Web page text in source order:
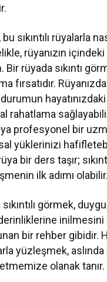
sıkıntılı rüyalarla
rüyanızın içindeki
Bir rüyada sıkıntı
fırsatıdır.
hayatınızdaki
rahatlama
profesyonel bir
yüklerinizi
bir ders taşır;
ilk adımı olabilir.
görmek,
inilmesini
bir rehber gibidir.
yüzleşmek, aslında
olanak tanır.